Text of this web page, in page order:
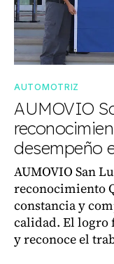
AUTOMOTRIZ
AUMOVIO
desempeño
AUMOVIO San
reconocimiento
constancia y
calidad. El logro
y reconoce el